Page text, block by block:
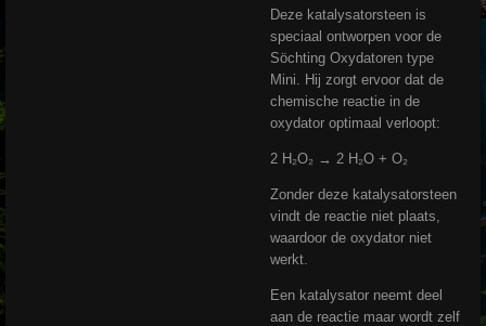
Deze katalysatorsteen is
speciaal ontworpen voor de
Söchting Oxydatoren type
Mini. Hij zorgt ervoor dat de
chemische reactie in de
oxydator optimaal verloopt:
2 H₂O₂ → 2 H₂O + O₂
Zonder deze katalysatorsteen
vindt de reactie niet plaats,
waardoor de oxydator niet
werkt.
Een katalysator neemt deel
aan de reactie maar wordt zelf